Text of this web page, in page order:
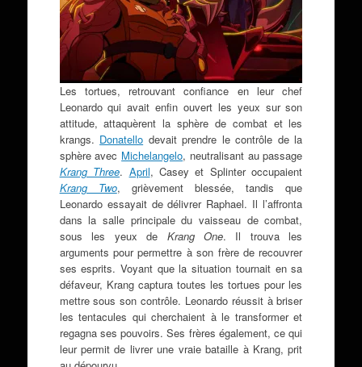
Les tortues, retrouvant confiance en leur chef
Leonardo qui avait enfin ouvert les yeux sur son
attitude, attaquèrent la sphère de combat et les
krangs. Donatello devait prendre le contrôle de la
sphère avec Michelangelo, neutralisant au passage
Krang Three. April, Casey et Splinter occupaient
Krang Two, grièvement blessée, tandis que
Leonardo essayait de délivrer Raphael. Il l’affronta
dans la salle principale du vaisseau de combat,
sous les yeux de Krang One. Il trouva les
arguments pour permettre à son frère de recouvrer
ses esprits. Voyant que la situation tournait en sa
défaveur, Krang captura toutes les tortues pour les
mettre sous son contrôle. Leonardo réussit à briser
les tentacules qui cherchaient à le transformer et
regagna ses pouvoirs. Ses frères également, ce qui
leur permit de livrer une vraie bataille à Krang, prit